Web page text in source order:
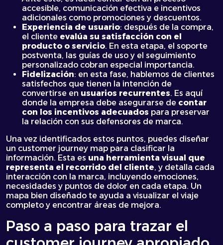
accesible, comunicación efectiva e incentivos
adicionales como promociones y descuentos.
Experiencia de usuario: después de la compra,
el cliente evalúa su satisfacción con el
producto o servicio. En esta etapa, el soporte
postventa, las guías de uso y el seguimiento
personalizado cobran especial importancia.
Fidelización: en esta fase, hablemos de clientes
satisfechos que tienen la intención de
convertirse en usuarios recurrentes. Es aquí
donde la empresa debe asegurarse de contar
con los incentivos adecuados para preservar
la relación con sus defensores de marca.
Una vez identificados estos puntos, puedes diseñar
un customer journey map para clasificar la
información. Esta es una herramienta visual que
representa el recorrido del cliente, y detalla cada
interacción con la marca, incluyendo emociones,
necesidades y puntos de dolor en cada etapa. Un
mapa bien diseñado te ayuda a visualizar el viaje
completo y encontrar áreas de mejora.
Paso a paso para trazar el